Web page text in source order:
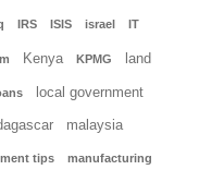
IRS ISIS israel IT
Kenya KPMG land
local government
malaysia
tips manufacturing